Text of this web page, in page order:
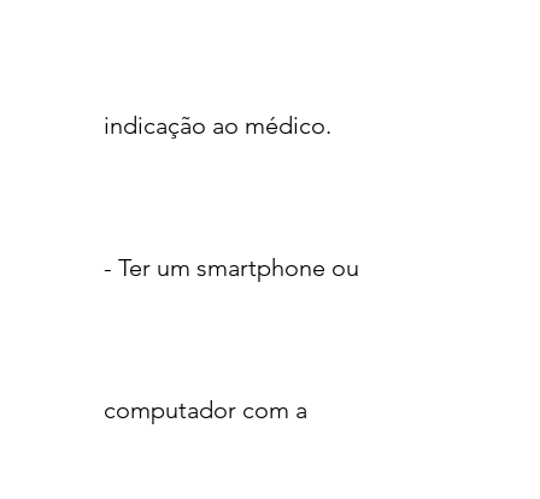
indicação ao médico.
- Ter um smartphone ou
computador com a